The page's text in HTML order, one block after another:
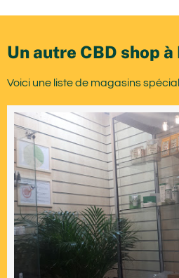
Un autre CBD shop
Voici une liste de magasins